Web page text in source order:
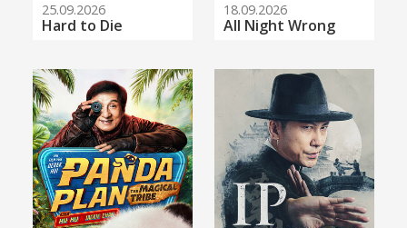
25.09.2026
Hard to Die
18.09.2026
All Night Wrong